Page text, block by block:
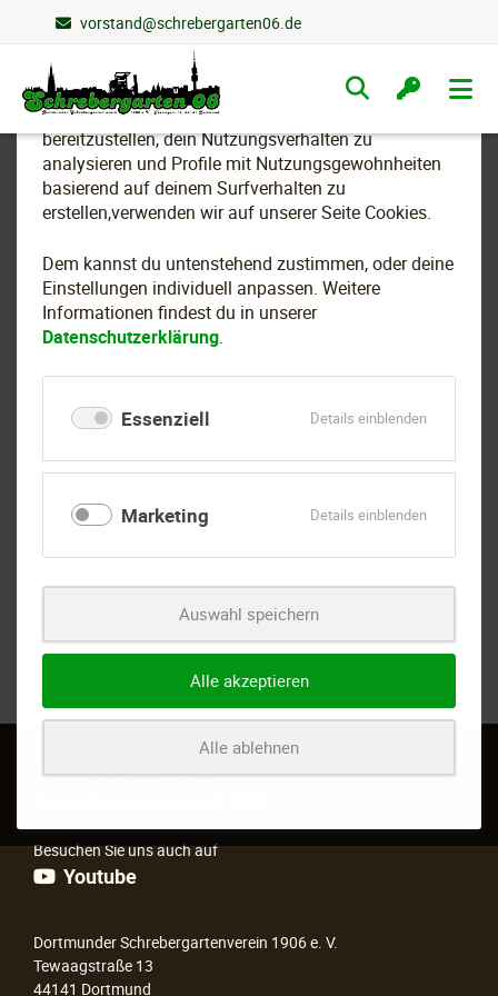
Wir nutzen Cookies
Um essenzielle Funktionen dieser Webseite
bereitzustellen, dein Nutzungsverhalten zu
analysieren und Profile mit Nutzungsgewohnheiten
basierend auf deinem Surfverhalten zu
erstellen,verwenden wir auf unserer Seite Cookies.
Dem kannst du untenstehend zustimmen, oder deine
Einstellungen individuell anpassen. Weitere
Informationen findest du in unserer
Datenschutzerklärung.
Essenziell Details einblendenfür
Marketing Details einblendenfür
Auswahl speichern
Alle akzeptieren
Alle ablehnen
vorstand@schrebergarten06.de
Navigation
überspringen
Ostereiersuchen für
unsere Kleinen
13, 44141 Dortmund-Mitte
Zurück zur Eventübersicht
Mit Liebe zur Natur
Besuchen Sie uns auch auf
Youtube
Dortmunder Schrebergartenverein 1906 e. V.
Tewaagstraße 13
44141 Dortmund